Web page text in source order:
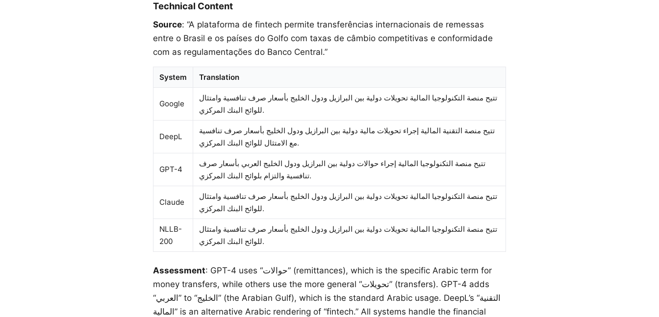
Technical Content
Source: “A plataforma de fintech permite transferências internacionais de remessas
entre o Brasil e os países do Golfo com taxas de câmbio competitivas e conformidade
com as regulamentações do Banco Central.”
System Translation
Google
تتيح منصة التكنولوجيا المالية تحويلات دولية بين البرازيل ودول الخليج بأسعار صرف تنافسية وامتثال
للوائح البنك المركزي.
DeepL
تتيح منصة التقنية المالية إجراء تحويلات مالية دولية بين البرازيل ودول الخليج بأسعار صرف تنافسية
مع الامتثال للوائح البنك المركزي.
GPT-4
تتيح منصة التكنولوجيا المالية إجراء حوالات دولية بين البرازيل ودول الخليج العربي بأسعار صرف
تنافسية والتزام بلوائح البنك المركزي.
Claude
تتيح منصة التكنولوجيا المالية تحويلات دولية بين البرازيل ودول الخليج بأسعار صرف تنافسية وامتثال
للوائح البنك المركزي.
NLLB-
200
تتيح منصة التكنولوجيا المالية تحويلات دولية بين البرازيل ودول الخليج بأسعار صرف تنافسية وامتثال
للوائح البنك المركزي.
Assessment: GPT-4 uses “حوالات” (remittances), which is the specific Arabic term for
money transfers, while others use the more general “تحويلات” (transfers). GPT-4 adds
“العربي” to “الخليج” (the Arabian Gulf), which is the standard Arabic usage. DeepL’s “التقنية
المالية” is an alternative Arabic rendering of “fintech.” All systems handle the financial